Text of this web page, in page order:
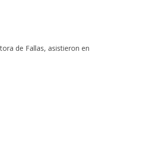
de Fallas, asistieron en